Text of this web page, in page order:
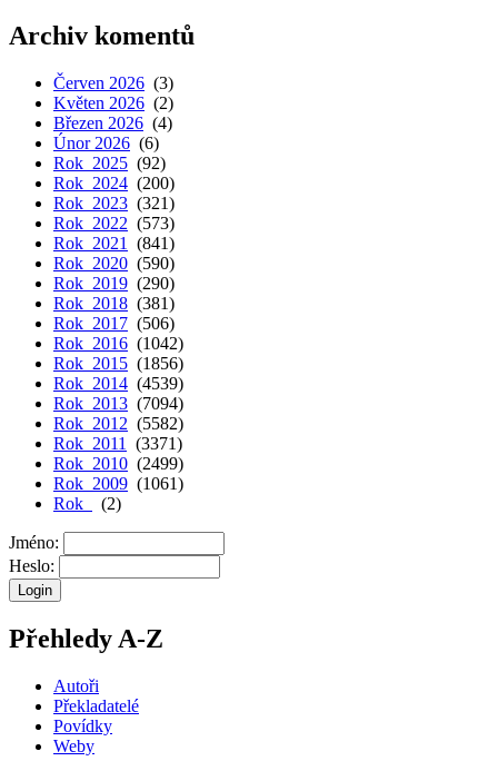
Archiv komentů
Červen 2026 (3)
Květen 2026 (2)
Březen 2026 (4)
Únor 2026 (6)
Rok 2025 (92)
Rok 2024 (200)
Rok 2023 (321)
Rok 2022 (573)
Rok 2021
(841)
Rok 2020 (590)
Rok 2019 (290)
Rok 2018 (381)
Rok 2017 (506)
Rok 2016 (1042)
Rok 2015 (1856)
Rok 2014 (4539)
Rok 2013 (7094)
Rok 2012 (5582)
Rok 2011
(3371)
Rok 2010 (2499)
Rok 2009 (1061)
Rok
(2)
Jméno:
Heslo:
Přehledy A-Z
Autoři
Překladatelé
Povídky
Weby